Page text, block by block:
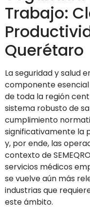
Trabajo:
Querétaro
La seguridad y salud
componente
de toda la región
sistema robusto de
cumplimiento
significativamente la
y, por ende, las
contexto de
servicios médicos
se vuelve aún más
industrias que
este ámbito.